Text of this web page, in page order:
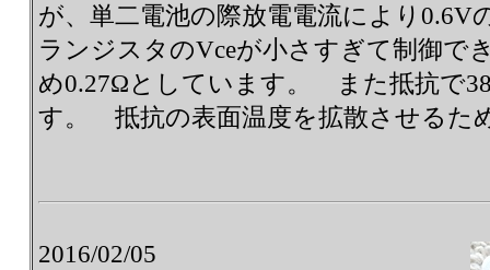
が、単二電池の際放電電流により0.6V
ランジスタのVceが小さすぎて制御で
め0.27Ωとしています。 また抵抗で
す。 抵抗の表面温度を拡散させるた
2016/02/05